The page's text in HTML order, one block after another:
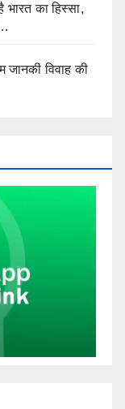
का हिस्सा,
जानकी विवाह की